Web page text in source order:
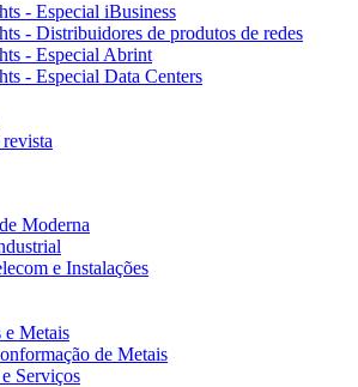
- Especial iBusiness
- Distribuidores de produtos de redes
- Especial Abrint
- Especial Data Centers
Moderna
e Instalações
e Metais
de Metais
Serviços